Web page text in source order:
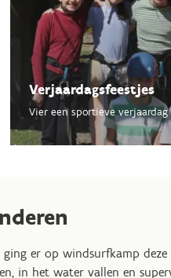
Verjaardagsfeestjes
Vier een sportieve
er op windsurfkamp deze
in het water vallen en